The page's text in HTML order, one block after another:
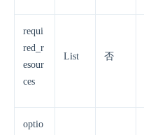
requi
red_r
esour
ces
List 否
optio